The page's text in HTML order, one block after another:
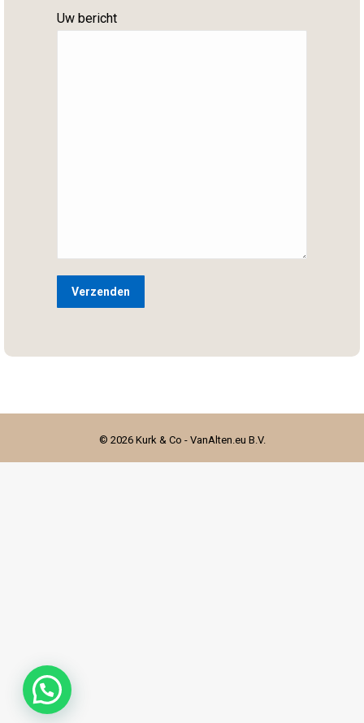
Uw bericht
© 2026 Kurk & Co - VanAlten.eu B.V.